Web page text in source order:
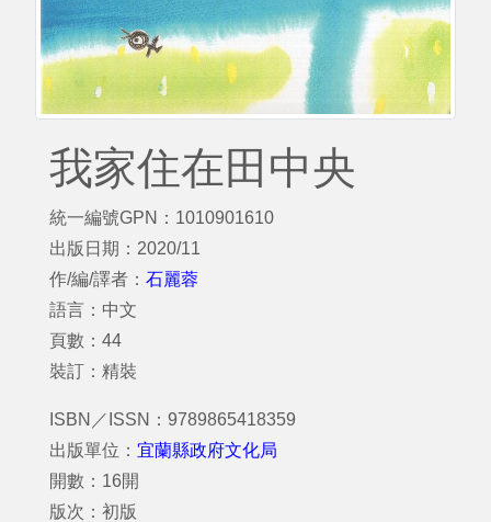
我家住在田中央
統一編號GPN：1010901610
出版日期：2020/11
作/編/譯者： 石麗蓉
語言：中文
頁數：44
裝訂：精裝
ISBN／ISSN：9789865418359
出版單位： 宜蘭縣政府文化局
開數：16開
版次：初版